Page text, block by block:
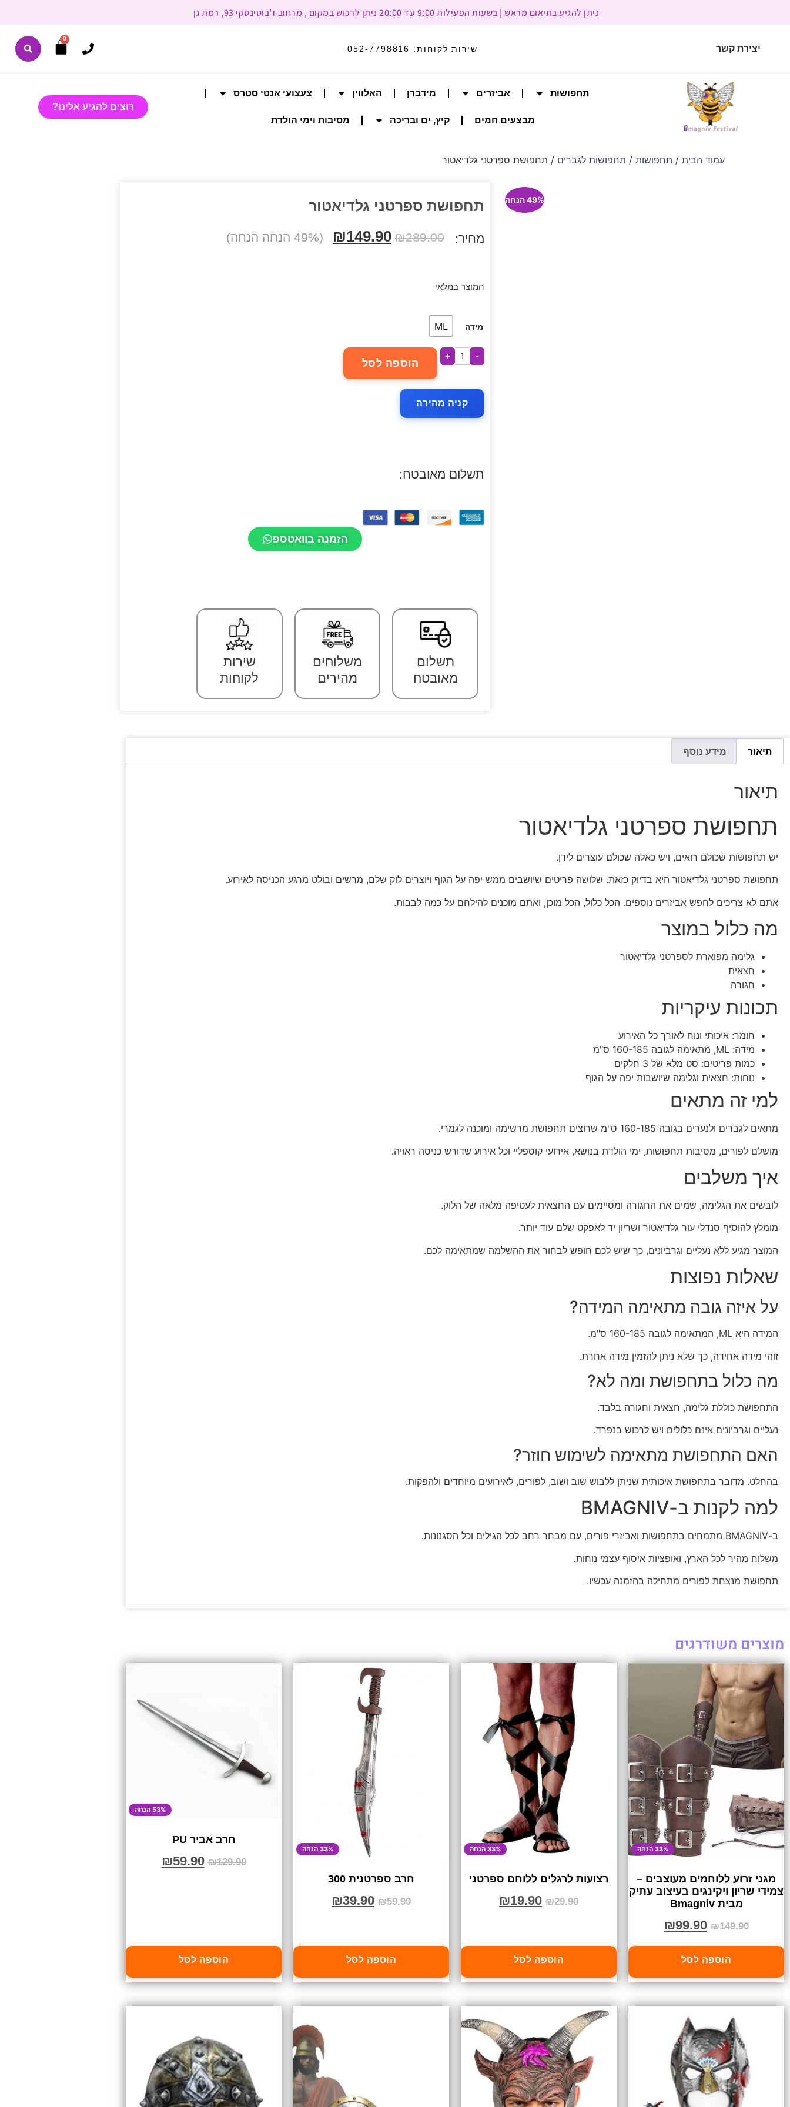
ניתן להגיע בתיאום מראש | בשעות הפעילות 9:00 עד 20:00 ניתן לרכוש במקום , מרחוב ז’בוטינסקי 93, רמת גן
יצירת קשר שירות לקוחות: 052-7798816
0
תחפושות אביזרים מידברן האלווין צעצועי אנטי סטרס
מבצעים חמים קיץ, ים ובריכה מסיבות וימי הולדת
רוצים להגיע אלינו?
עמוד הבית/ תחפושות/ תחפושות לגברים / תחפושת ספרטני גלדיאטור
49% הנחה תחפושת ספרטני גלדיאטור
מחיר: ₪289.00
₪149.90 (49% הנחה הנחה)
המוצר במלאי
מידה ML
-
+
הוספה לסל
קניה מהירה
תשלום מאובטח:
הזמנה בוואטספ
תשלום
מאובטח
משלוחים
מהירים
שירות
לקוחות
תיאור מידע נוסף
תיאור
תחפושת ספרטני גלדיאטור
יש תחפושות שכולם רואים, ויש כאלה שכולם עוצרים לידן.
תחפושת ספרטני גלדיאטור היא בדיוק כזאת. שלושה פריטים שיושבים ממש יפה על הגוף ויוצרים לוק שלם, מרשים ובולט מרגע הכניסה לאירוע.
אתם לא צריכים לחפש אביזרים נוספים. הכל כלול, הכל מוכן, ואתם מוכנים להילחם על כמה לבבות.
מה כלול במוצר
גלימה מפוארת לספרטני גלדיאטור
חצאית
חגורה
תכונות עיקריות
חומר: איכותי ונוח לאורך כל האירוע
מידה: ML, מתאימה לגובה 160-185 ס"מ
כמות פריטים: סט מלא של 3 חלקים
נוחות: חצאית וגלימה שיושבות יפה על הגוף
למי זה מתאים
מתאים לגברים ולנערים בגובה 160-185 ס"מ שרוצים תחפושת מרשימה ומוכנה לגמרי.
מושלם לפורים, מסיבות תחפושות, ימי הולדת בנושא, אירועי קוספליי וכל אירוע שדורש כניסה ראויה.
איך משלבים
לובשים את הגלימה, שמים את החגורה ומסיימים עם החצאית לעטיפה מלאה של הלוק.
מומלץ להוסיף סנדלי עור גלדיאטור ושריון יד לאפקט שלם עוד יותר.
המוצר מגיע ללא נעליים וגרביונים, כך שיש לכם חופש לבחור את ההשלמה שמתאימה לכם.
שאלות נפוצות
על איזה גובה מתאימה המידה?
המידה היא ML, המתאימה לגובה 160-185 ס"מ.
זוהי מידה אחידה, כך שלא ניתן להזמין מידה אחרת.
מה כלול בתחפושת ומה לא?
התחפושת כוללת גלימה, חצאית וחגורה בלבד.
נעליים וגרביונים אינם כלולים ויש לרכוש בנפרד.
האם התחפושת מתאימה לשימוש חוזר?
בהחלט. מדובר בתחפושת איכותית שניתן ללבוש שוב ושוב, לפורים, לאירועים מיוחדים ולהפקות.
למה לקנות ב-BMAGNIV
ב-BMAGNIV מתמחים בתחפושות ואביזרי פורים, עם מבחר רחב לכל הגילים וכל הסגנונות.
משלוח מהיר לכל הארץ, ואופציות איסוף עצמי נוחות.
תחפושת מנצחת לפורים מתחילה בהזמנה עכשיו.
מוצרים משודרגים
33% הנחה
מגני זרוע ללוחמים מעוצבים –
צמידי שריון ויקינגים בעיצוב עתיק
מבית Bmagniv
₪149.90
₪99.90
הוספה לסל
33% הנחה
רצועות לרגלים ללוחם ספרטני
₪29.90
₪19.90
הוספה לסל
33% הנחה
חרב ספרטנית 300
₪59.90
₪39.90
הוספה לסל
53% הנחה
חרב אביר PU
₪129.90
₪59.90
הוספה לסל